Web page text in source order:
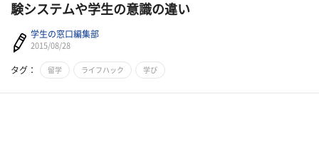
験システムや学生の意識の違い
学生の窓口編集部
2015/08/28
タグ： 留学 ライフハック 学び